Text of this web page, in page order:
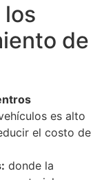
los
de
es alto
el costo de
donde la